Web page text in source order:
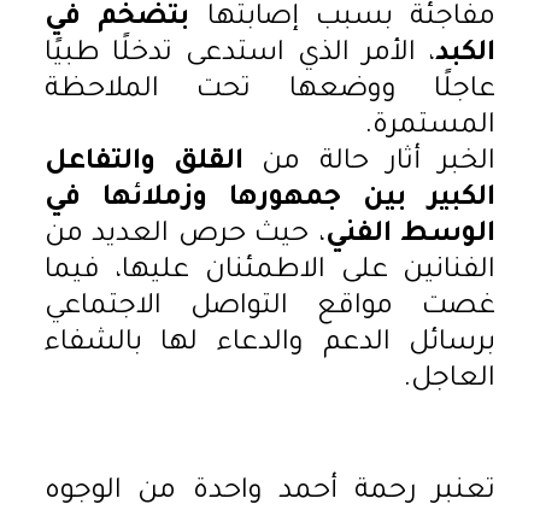
مفاجئة بسبب إصابتها بتضخم في
الكبد، الأمر الذي استدعى تدخلًا طبيًا
عاجلًا ووضعها تحت الملاحظة
المستمرة.
الخبر أثار حالة من القلق والتفاعل
الكبير بين جمهورها وزملائها في
الوسط الفني، حيث حرص العديد من
الفنانين على الاطمئنان عليها، فيما
غصت مواقع التواصل الاجتماعي
برسائل الدعم والدعاء لها بالشفاء
العاجل.
تعنبر رحمة أحمد واحدة من الوجوه